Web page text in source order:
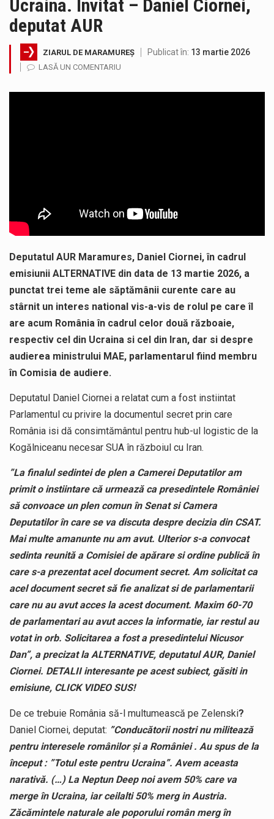
Ucraina. Invitat – Daniel Ciornei,
deputat AUR
ZIARUL DE MARAMUREȘ Publicat în: 13 martie 2026
LASĂ UN COMENTARIU
Deputatul AUR Maramures, Daniel Ciornei, în cadrul
emisiunii ALTERNATIVE din data de 13 martie 2026, a
punctat trei teme ale săptămânii curente care au
stârnit un interes national vis-a-vis de rolul pe care îl
are acum România în cadrul celor două războaie,
respectiv cel din Ucraina si cel din Iran, dar si despre
audierea ministrului MAE, parlamentarul fiind membru
în Comisia de audiere.
Deputatul Daniel Ciornei a relatat cum a fost instiintat
Parlamentul cu privire la documentul secret prin care
România isi dă consimtământul pentru hub-ul logistic de la
Kogălniceanu necesar SUA în războiul cu Iran.
”La finalul sedintei de plen a Camerei Deputatilor am
primit o instiintare că urmează ca presedintele României
să convoace un plen comun în Senat si Camera
Deputatilor în care se va discuta despre decizia din CSAT.
Mai multe amanunte nu am avut. Ulterior s-a convocat
sedinta reunită a Comisiei de apărare si ordine publică în
care s-a prezentat acel document secret. Am solicitat ca
acel document secret să fie analizat si de parlamentarii
care nu au avut acces la acest document. Maxim 60-70
de parlamentari au avut acces la informatie, iar restul au
votat in orb. Solicitarea a fost a presedintelui Nicusor
Dan”, a precizat la ALTERNATIVE, deputatul AUR, Daniel
Ciornei. DETALII interesante pe acest subiect, găsiti in
emisiune, CLICK VIDEO SUS!
De ce trebuie România să-l multumească pe Zelenski?
Daniel Ciornei, deputat: ”Conducătorii nostri nu militează
pentru interesele românilor și a României . Au spus de la
început : ”Totul este pentru Ucraina”. Avem aceasta
narativă. (…) La Neptun Deep noi avem 50% care va
merge în Ucraina, iar ceilalti 50% merg in Austria.
Zăcămintele naturale ale poporului român merg în